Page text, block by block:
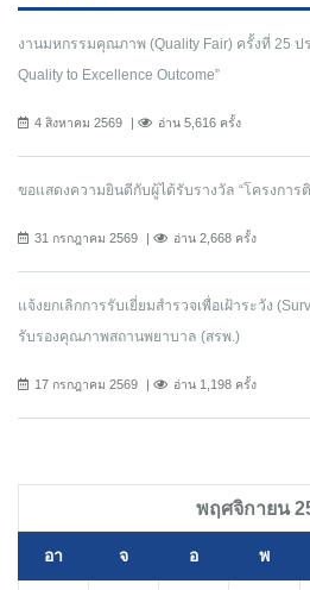
งานมหกรรมคุณภาพ (Quality Fair) ครั้งที่ 25 ป
Quality to Excellence Outcome”
4 สิงหาคม 2569 อ่าน 5,616 ครั้ง
ขอแสดงความยินดีกับผู้ได้รับรางวัล “โครงการ
31 กรกฎาคม 2569 อ่าน 2,668 ครั้ง
แจ้งยกเลิกการรับเยี่ยมสำรวจเพื่อเฝ้าระวัง
รับรองคุณภาพสถานพยาบาล (สรพ.)
17 กรกฎาคม 2569 อ่าน 1,198 ครั้ง
พฤศจิกายน
อา จ อ พ